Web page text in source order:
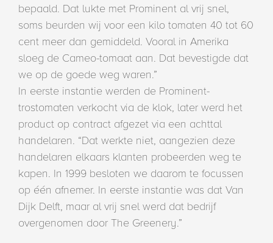
bepaald. Dat lukte met Prominent al vrij snel,
soms beurden wij voor een kilo tomaten 40 tot 60
cent meer dan gemiddeld. Vooral in Amerika
sloeg de Cameo-tomaat aan. Dat bevestigde dat
we op de goede weg waren.”
In eerste instantie werden de Prominent-
trostomaten verkocht via de klok, later werd het
product op contract afgezet via een achttal
handelaren. “Dat werkte niet, aangezien deze
handelaren elkaars klanten probeerden weg te
kapen. In 1999 besloten we daarom te focussen
op één afnemer. In eerste instantie was dat Van
Dijk Delft, maar al vrij snel werd dat bedrijf
overgenomen door The Greenery.”